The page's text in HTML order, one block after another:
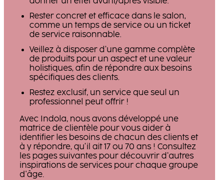
Rester concret et efficace dans le salon,
comme un temps de service ou un ticket
de service raisonnable.
Veillez à disposer d'une gamme complète
de produits pour un aspect et une valeur
holistiques, afin de répondre aux besoins
spécifiques des clients.
Restez exclusif, un service que seul un
professionnel peut offrir !
Avec Indola, nous avons développé une
matrice de clientèle pour vous aider à
identifier les besoins de chacun des clients et
à y répondre, qu'il ait 17 ou 70 ans ! Consultez
les pages suivantes pour découvrir d'autres
inspirations de services pour chaque groupe
d'âge.